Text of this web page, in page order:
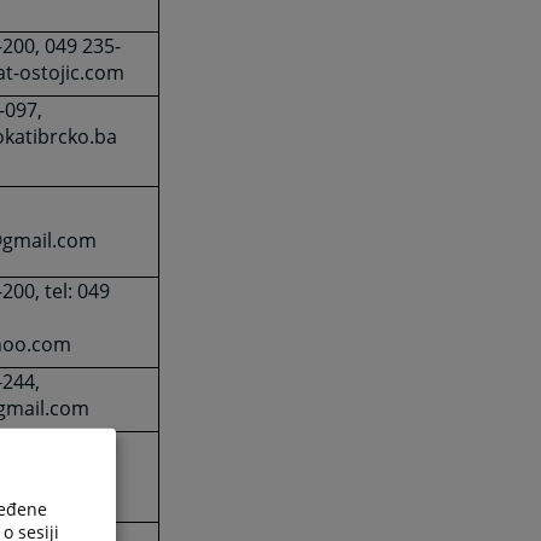
049 235-
ostojic.com
tel: 049
sesiji